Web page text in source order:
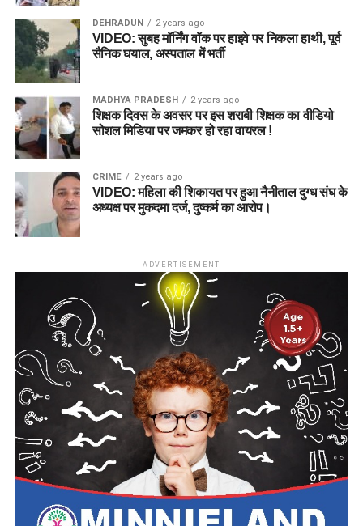
DEHRADUN 2 years ago
VIDEO: सुबह मॉर्निंग वॉक पर हाइवे पर निकला हाथी, पूर्व
सैनिक घयाल, अस्पताल में भर्ती
MADHYA PRADESH 2 years ago
शिक्षक दिवस के अवसर पर इस शराबी शिक्षक का वीडियो
सोशल मिडिया पर जमकर हो रहा वायरल !
CRIME 2 years ago
VIDEO: महिला की शिकायत पर हुआ नैनीताल दुग्ध संघ के
अध्यक्ष पर मुकदमा दर्ज, दुष्कर्म का आरोप।
ADVERTISEMENT